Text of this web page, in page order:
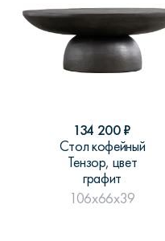
134 200₽
Стол кофейный
Тензор, цвет
графит
106x66x39